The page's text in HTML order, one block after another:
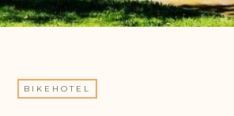
BIKEHOTEL